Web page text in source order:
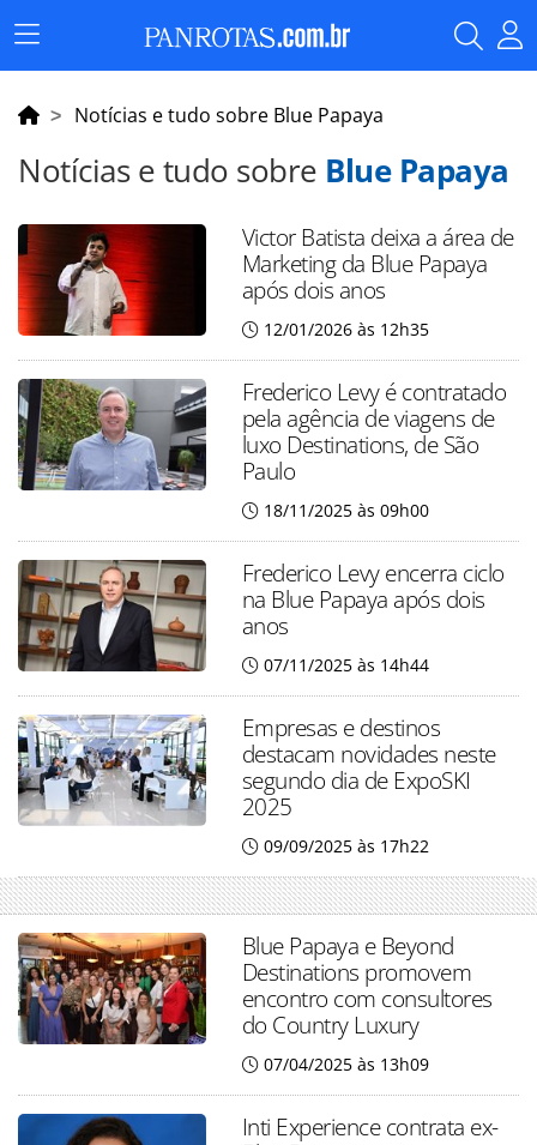
Menu
Principal
Notícias e tudo sobre Blue Papaya
Notícias e tudo sobre Blue Papaya
Victor Batista deixa a área de
Marketing da Blue Papaya
após dois anos
12/01/2026 às 12h35
Frederico Levy é contratado
pela agência de viagens de
luxo Destinations, de São
Paulo
18/11/2025 às 09h00
Frederico Levy encerra ciclo
na Blue Papaya após dois
anos
07/11/2025 às 14h44
Empresas e destinos
destacam novidades neste
segundo dia de ExpoSKI
2025
09/09/2025 às 17h22
Blue Papaya e Beyond
Destinations promovem
encontro com consultores
do Country Luxury
07/04/2025 às 13h09
Inti Experience contrata ex-